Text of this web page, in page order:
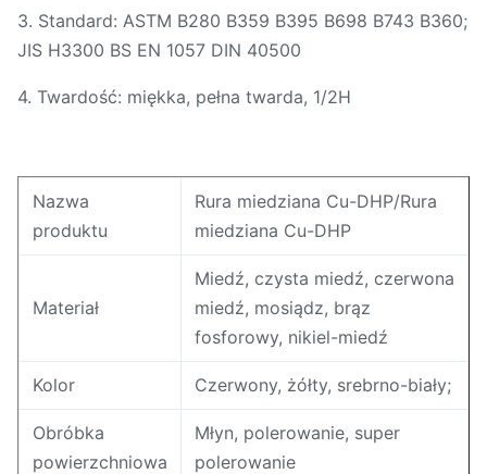
3. Standard: ASTM B280 B359 B395 B698 B743 B360;
JIS H3300 BS EN 1057 DIN 40500
4. Twardość: miękka, pełna twarda, 1/2H
Nazwa
produktu
Rura miedziana Cu-DHP/Rura
miedziana Cu-DHP
Materiał
Miedź, czysta miedź, czerwona
miedź, mosiądz, brąz
fosforowy, nikiel-miedź
Kolor Czerwony, żółty, srebrno-biały;
Obróbka
powierzchniowa
Młyn, polerowanie, super
polerowanie